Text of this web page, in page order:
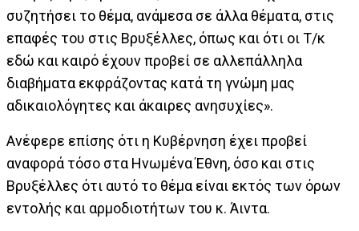
συζητήσει το θέμα, ανάμεσα σε άλλα θέματα, στις
επαφές του στις Βρυξέλλες, όπως και ότι οι Τ/κ
εδώ και καιρό έχουν προβεί σε αλλεπάλληλα
διαβήματα εκφράζοντας κατά τη γνώμη μας
αδικαιολόγητες και άκαιρες ανησυχίες».
Ανέφερε επίσης ότι η Κυβέρνηση έχει προβεί
αναφορά τόσο στα Ηνωμένα Έθνη, όσο και στις
Βρυξέλλες ότι αυτό το θέμα είναι εκτός των όρων
εντολής και αρμοδιοτήτων του κ. Άιντα.